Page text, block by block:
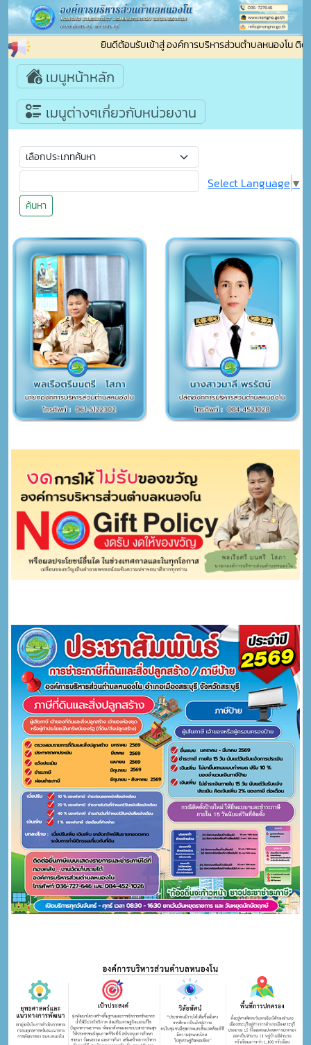
ยินดีต้อนรับเข้าสู่ องค์การบริหารส่วนตำบลหนองโน ติดต่อสอบถาม : โทรศัพท์ :
เมนูหน้าหลัก
เมนูต่างๆเกี่ยวกับหน่วยงาน
ค้นหา
Select Language ▼